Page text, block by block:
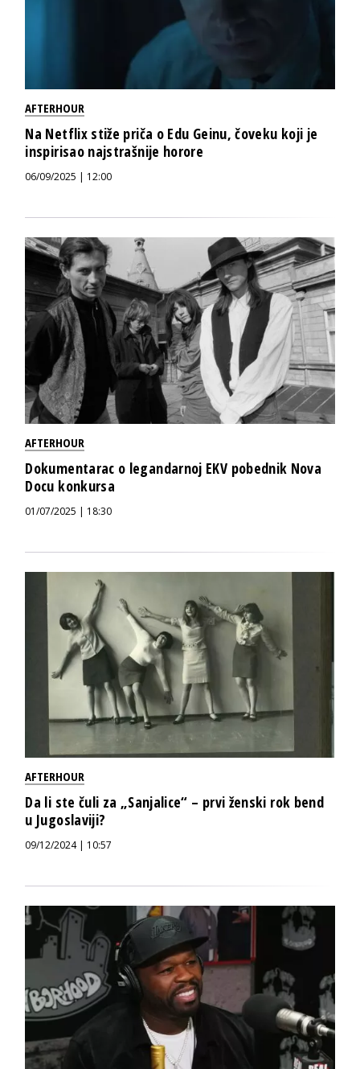
AFTERHOUR
Na Netflix stiže priča o Edu Geinu, čoveku koji je
inspirisao najstrašnije horore
06/09/2025 | 12:00
AFTERHOUR
Dokumentarac o legandarnoj EKV pobednik Nova
Docu konkursa
01/07/2025 | 18:30
AFTERHOUR
Da li ste čuli za „Sanjalice“ – prvi ženski rok bend
u Jugoslaviji?
09/12/2024 | 10:57